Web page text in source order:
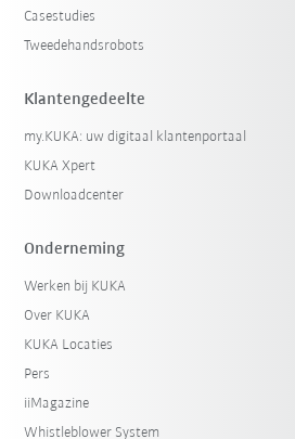
Casestudies
Tweedehandsrobots
Klantengedeelte
my.KUKA: uw digitaal klantenportaal
KUKA Xpert
Downloadcenter
Onderneming
Werken bij KUKA
Over KUKA
KUKA Locaties
Pers
iiMagazine
Whistleblower System